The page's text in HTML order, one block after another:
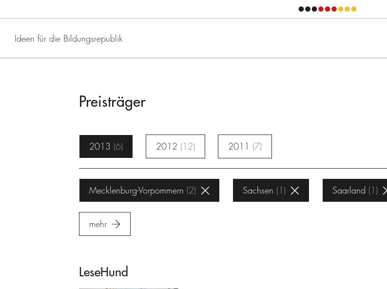
Ideen für die Bildungsrepublik
Preisträger
2013 6 2012 12 2011 7
Mecklenburg-Vorpommern 2 Sachsen 1 Saarland 1
mehr
LeseHund